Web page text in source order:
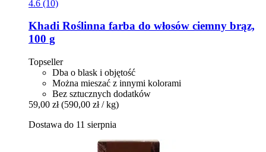
4.6 (10)
Khadi Roślinna farba do włosów ciemny brąz,
100 g
Topseller
Dba o blask i objętość
Można mieszać z innymi kolorami
Bez sztucznych dodatków
59,00 zł (590,00 zł / kg)
Dostawa do 11 sierpnia